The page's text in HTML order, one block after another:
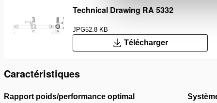
Technical Drawing RA 5332
JPG52.8 KB
Télécharger
Caractéristiques
Rapport poids/performance optimal